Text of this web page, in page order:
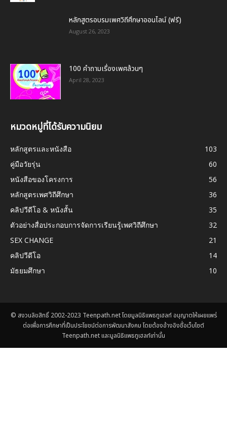
หลักสูตรอบรมเพศวิถีศึกษาออนไลน์ (ฟรี)
August 26, 2023
100 คำถามเรื่องเพศล้วนๆ
April 28, 2023
หมวดหมู่ที่ได้รับความนิยม
หลักสูตรและหนังสือ
103
คู่มือวัยรุ่น
60
หนังสือของโครงการ
56
หลักสูตรเพศวิถีศึกษา
36
คลิปวีดีโอ & หนังสั้น
35
ตัวอย่างสื่อประกอบการจัดการเรียนรู้เพศวิถีศึกษา
32
SEX CHANGE
21
คลิปวีดีโอ
14
มัธยมศึกษา
10
© สงวนลิขสิทธิ์ 2002-2023 Teenpath.net โดยมูลนิธิแพธทูเฮลท์ อนุญาตให้เผยแพร่
ต่อเพื่อการศึกษาที่เป็นประโยชน์ต่อการพัฒนาสังคม โดยต้องอ้างอิงชื่อเว็บไซต์
Teenpath.net และมูลนิธิแพธทูเฮลท์เท่านั้น